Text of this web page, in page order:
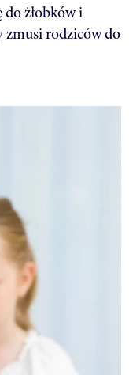
żłobków i
zmusi rodziców do